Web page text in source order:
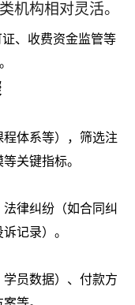
机构相对灵活。
、收费资金监管等
体系等），筛选注
关键指标。
律纠纷（如合同纠
记录）。
员数据）、付款方